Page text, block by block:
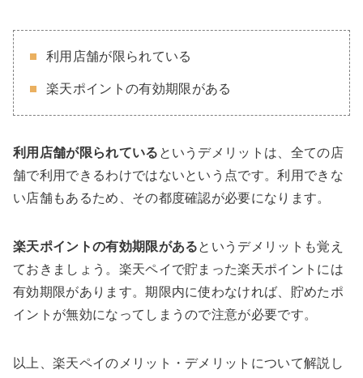
利用店舗が限られている
楽天ポイントの有効期限がある
利用店舗が限られている というデメリットは、全ての店
舗で利用できるわけではないという点です。利用できな
い店舗もあるため、その都度確認が必要になります。
楽天ポイントの有効期限があるというデメリットも覚え
ておきましょう。楽天ペイで貯まった楽天ポイントには
有効期限があります。期限内に使わなければ、貯めたポ
イントが無効になってしまうので注意が必要です。
以上、楽天ペイのメリット・デメリットについて解説し